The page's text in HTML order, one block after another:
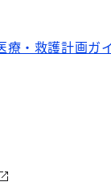
・救護計画ガ